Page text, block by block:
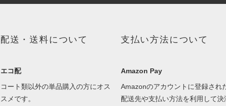
配送・送料について
エコ配
コート類以外の単品購入の方にオス
スメです。
支払い方法について
Amazon Pay
Amazonのアカウントに登録され
配送先や支払い方法を利用して決